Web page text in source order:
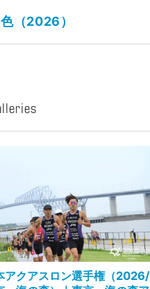
（2026）
アクアスロン選手権（2026/